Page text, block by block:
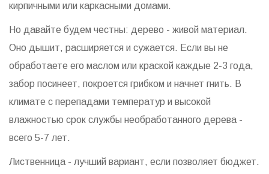
кирпичными или каркасными домами.
Но давайте будем честны: дерево - живой материал.
Оно дышит, расширяется и сужается. Если вы не
обработаете его маслом или краской каждые 2-3 года,
забор посинеет, покроется грибком и начнет гнить. В
климате с перепадами температур и высокой
влажностью срок службы необработанного дерева -
всего 5-7 лет.
Лиственница - лучший вариант, если позволяет бюджет.